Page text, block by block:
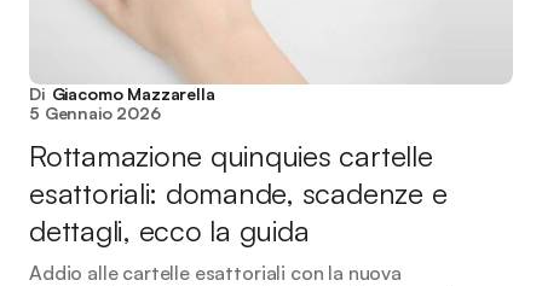
Di Giacomo Mazzarella
5 Gennaio 2026
Rottamazione quinquies cartelle
esattoriali: domande, scadenze e
dettagli, ecco la guida
Addio alle cartelle esattoriali con la nuova